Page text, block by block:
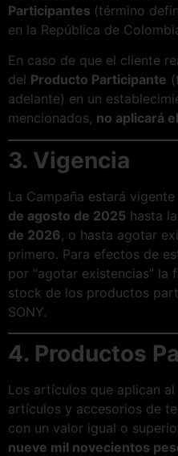
Participantes (término
en la República de
En caso de que el cliente
del Producto Participante
adelante) en un
mencionados, no aplicará
3. Vigencia
La Campaña estará
de agosto de 2025 hasta
de 2026, o hasta agotar
primero. Para efectos de
por “agotar existencias”
stock de los productos
SONY.
4. Productos
Los artículos que aplican
artículos y accesorios de
con un valor igual o
nueve mil novecientos